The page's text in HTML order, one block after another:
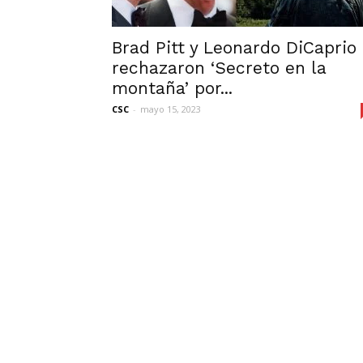
Brad Pitt y Leonardo DiCaprio
rechazaron ‘Secreto en la
montaña’ por...
CSC - mayo 15, 2023